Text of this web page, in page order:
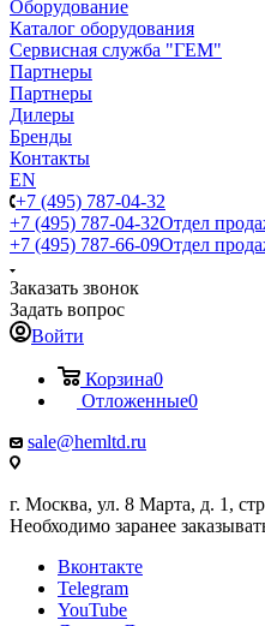
Оборудование
Каталог оборудования
Сервисная служба "ГЕМ"
Партнеры
Партнеры
Дилеры
Бренды
Контакты
EN
+7 (495) 787-04-32
+7 (495) 787-04-32Отдел
+7 (495) 787-66-09Отдел
Заказать звонок
Задать вопрос
Войти
Корзина0
Отложенные0
sale@hemltd.ru
г. Москва, ул. 8 Марта, д. 1,
Необходимо заранее
Вконтакте
Telegram
YouTube